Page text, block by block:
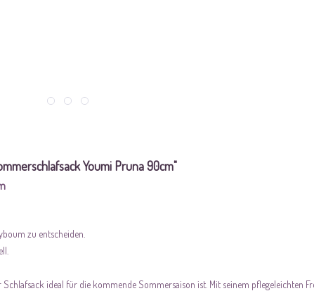
Youmi Pruna 90cm"
zu entscheiden.
ideal für die kommende Sommersaison ist. Mit seinem pflegeleichten